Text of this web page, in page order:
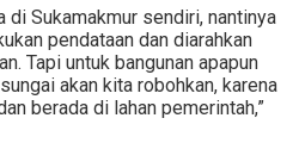
di Sukamakmur sendiri, nantinya
pendataan dan diarahkan
Tapi untuk bangunan apapun
akan kita robohkan, karena
berada di lahan pemerintah,”